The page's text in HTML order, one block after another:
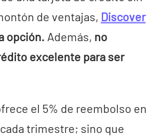
de ventajas, Discover
opción. Además, no
excelente para ser
el 5% de reembolso en
trimestre; sino que